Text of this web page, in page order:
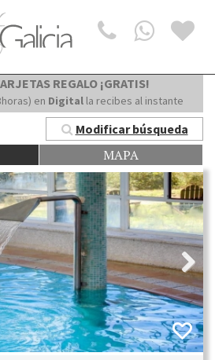
REGALO ¡GRATIS!
en Digitalla recibes al instante
Modificar búsqueda
MAPA
Next